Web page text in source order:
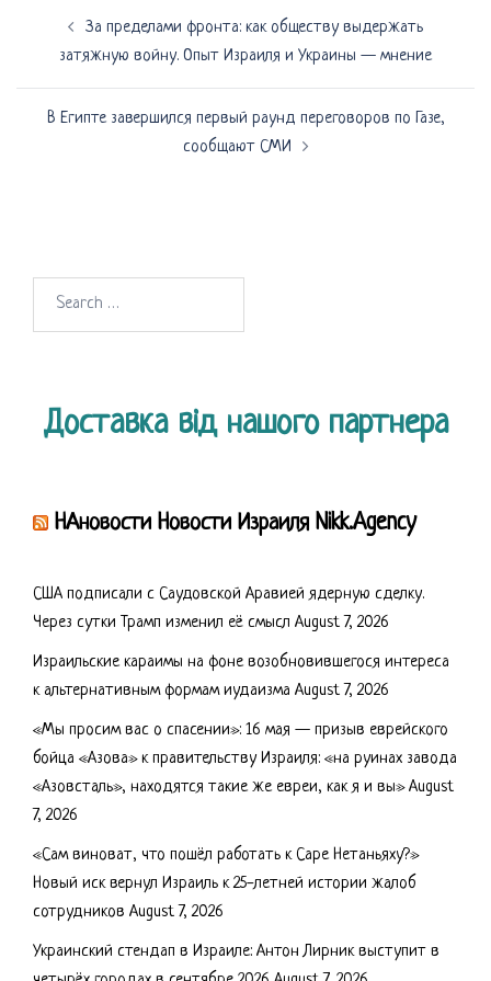
записям
За пределами фронта: как обществу выдержать
затяжную войну. Опыт Израиля и Украины — мнение
В Египте завершился первый раунд переговоров по Газе,
сообщают СМИ
Доставка від нашого партнера
НАновости Новости Израиля Nikk.Agency
США подписали с Саудовской Аравией ядерную сделку.
Через сутки Трамп изменил её смысл August 7, 2026
Израильские караимы на фоне возобновившегося интереса
к альтернативным формам иудаизма August 7, 2026
«Мы просим вас о спасении»: 16 мая — призыв еврейского
бойца «Азова» к правительству Израиля: «на руинах завода
«Азовсталь», находятся такие же евреи, как я и вы» August
7, 2026
«Сам виноват, что пошёл работать к Саре Нетаньяху?»
Новый иск вернул Израиль к 25-летней истории жалоб
сотрудников August 7, 2026
Украинский стендап в Израиле: Антон Лирник выступит в